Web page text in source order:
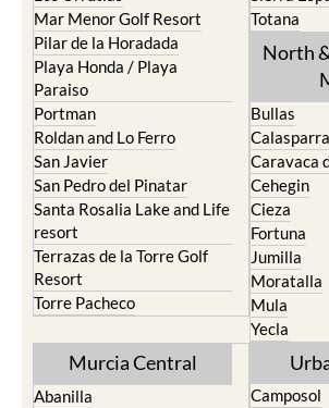
Mar Menor Golf Resort
Pilar de la Horadada
Playa Honda / Playa
Paraiso
Portman
Roldan and Lo Ferro
San Javier
San Pedro del Pinatar
Santa Rosalia Lake and Life
resort
Terrazas de la Torre Golf
Resort
Torre Pacheco
Totana
North
Bullas
Calasparra
Caravaca
Cehegin
Cieza
Fortuna
Jumilla
Moratalla
Mula
Yecla
Murcia Central
Abanilla
Camposol